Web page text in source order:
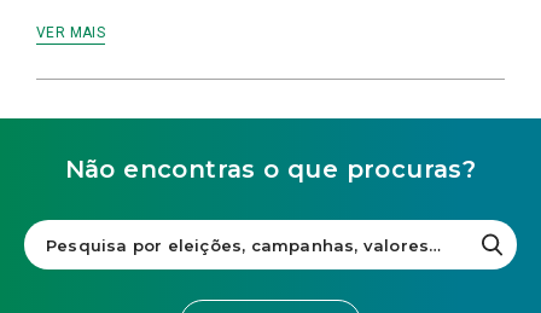
VER MAIS
Não encontras o que procuras?